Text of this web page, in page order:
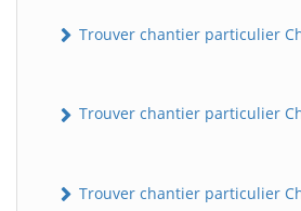
Trouver chantier particulier
Trouver chantier particulier
Trouver chantier particulier